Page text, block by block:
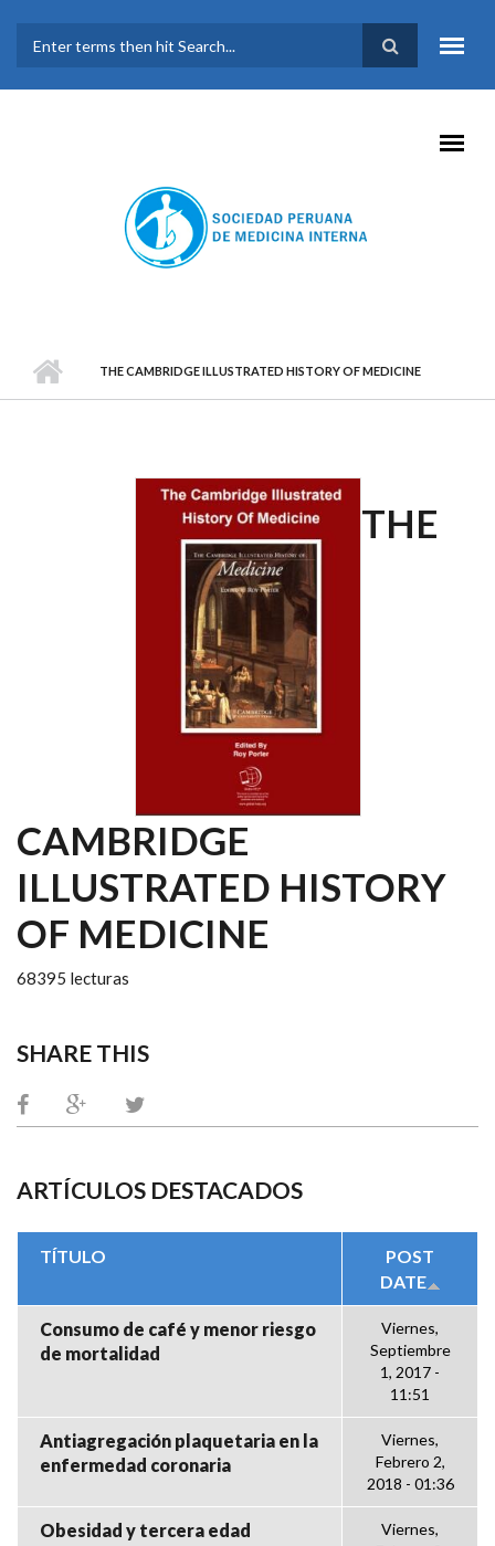
FORMULARIO DE
BÚSQUEDA
THE CAMBRIDGE ILLUSTRATED HISTORY OF MEDICINE
THE
CAMBRIDGE
ILLUSTRATED HISTORY
OF MEDICINE
68395 lecturas
SHARE THIS
ARTÍCULOS DESTACADOS
TÍTULO
POST
DATE
Consumo de café y menor riesgo
de mortalidad
Viernes,
Septiembre
1, 2017 -
11:51
Antiagregación plaquetaria en la
enfermedad coronaria
Viernes,
Febrero 2,
2018 - 01:36
Obesidad y tercera edad
Viernes,